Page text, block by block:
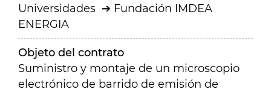
Universidades
Fundación IMDEA
ENERGIA
Objeto del contrato
Suministro y montaje de un microscopio
electrónico de barrido de emisión de